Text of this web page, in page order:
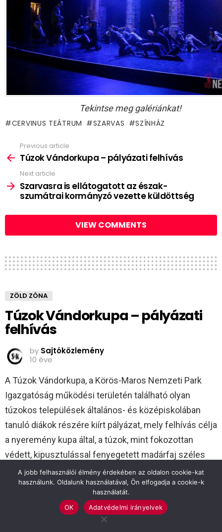
Tekintse meg galériánkat!
CERVINUS TEÁTRUM SZARVAS SZÍNHÁZ
more
Previous article
Túzok Vándorkupa – pályázati felhívás
Next article
Szarvasra is ellátogatott az észak-
szumátrai kormányzó vezette küldöttség
VIEW COMMENTS
ZÖLD ZÓNA
Túzok Vándorkupa – pályázati
felhívás
by Sajtóközlemény
10 éve
A Túzok Vándorkupa, a Körös-Maros Nemzeti Park
Igazgatóság működési területén található olyan
túzokos települések általános- és középiskolában
tanuló diákok részére kiírt pályázat, mely felhívás célja
a nyeremény kupa által, a túzok, mint fokozottan
védett, kipusztulással fenyegetett madárfaj széles
körű megismertetése, illetve, a fiatal generáció
közvetlen természeti környezetének felfedezésére,
megóvására való ösztönzése.
A jobb felhasználói élmény érdekében az oldalon cookie-kat
használunk. Oldalunk használatával, Ön elfogadja a cookie-k
használatát.
OK
Adatvédelmi irányelvek